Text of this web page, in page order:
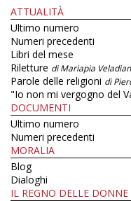
ATTUALITÀ
Ultimo numero
Numeri precedenti
Libri del mese
Riletture di Mariapia
Parole delle religioni di
"Io non mi vergogno del
DOCUMENTI
Ultimo numero
Numeri precedenti
MORALIA
Blog
Dialoghi
IL REGNO DELLE DONNE